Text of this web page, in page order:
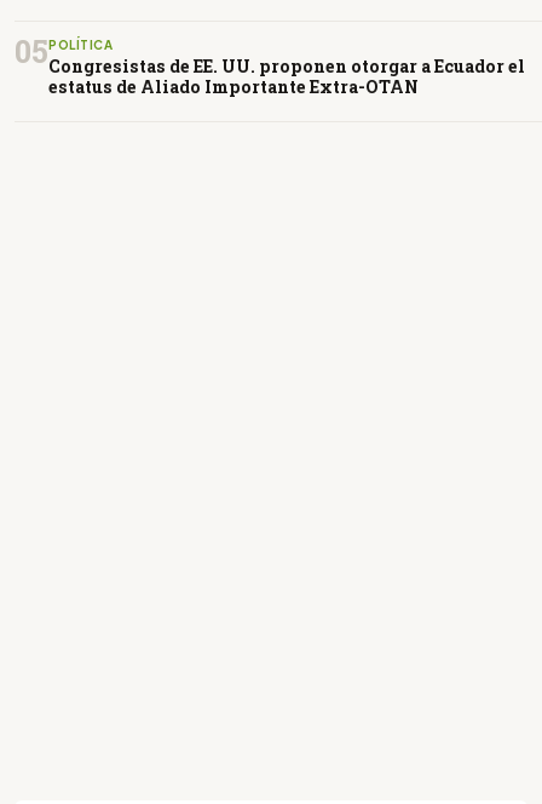
05 POLÍTICA
Congresistas de EE. UU. proponen otorgar a Ecuador el
estatus de Aliado Importante Extra-OTAN